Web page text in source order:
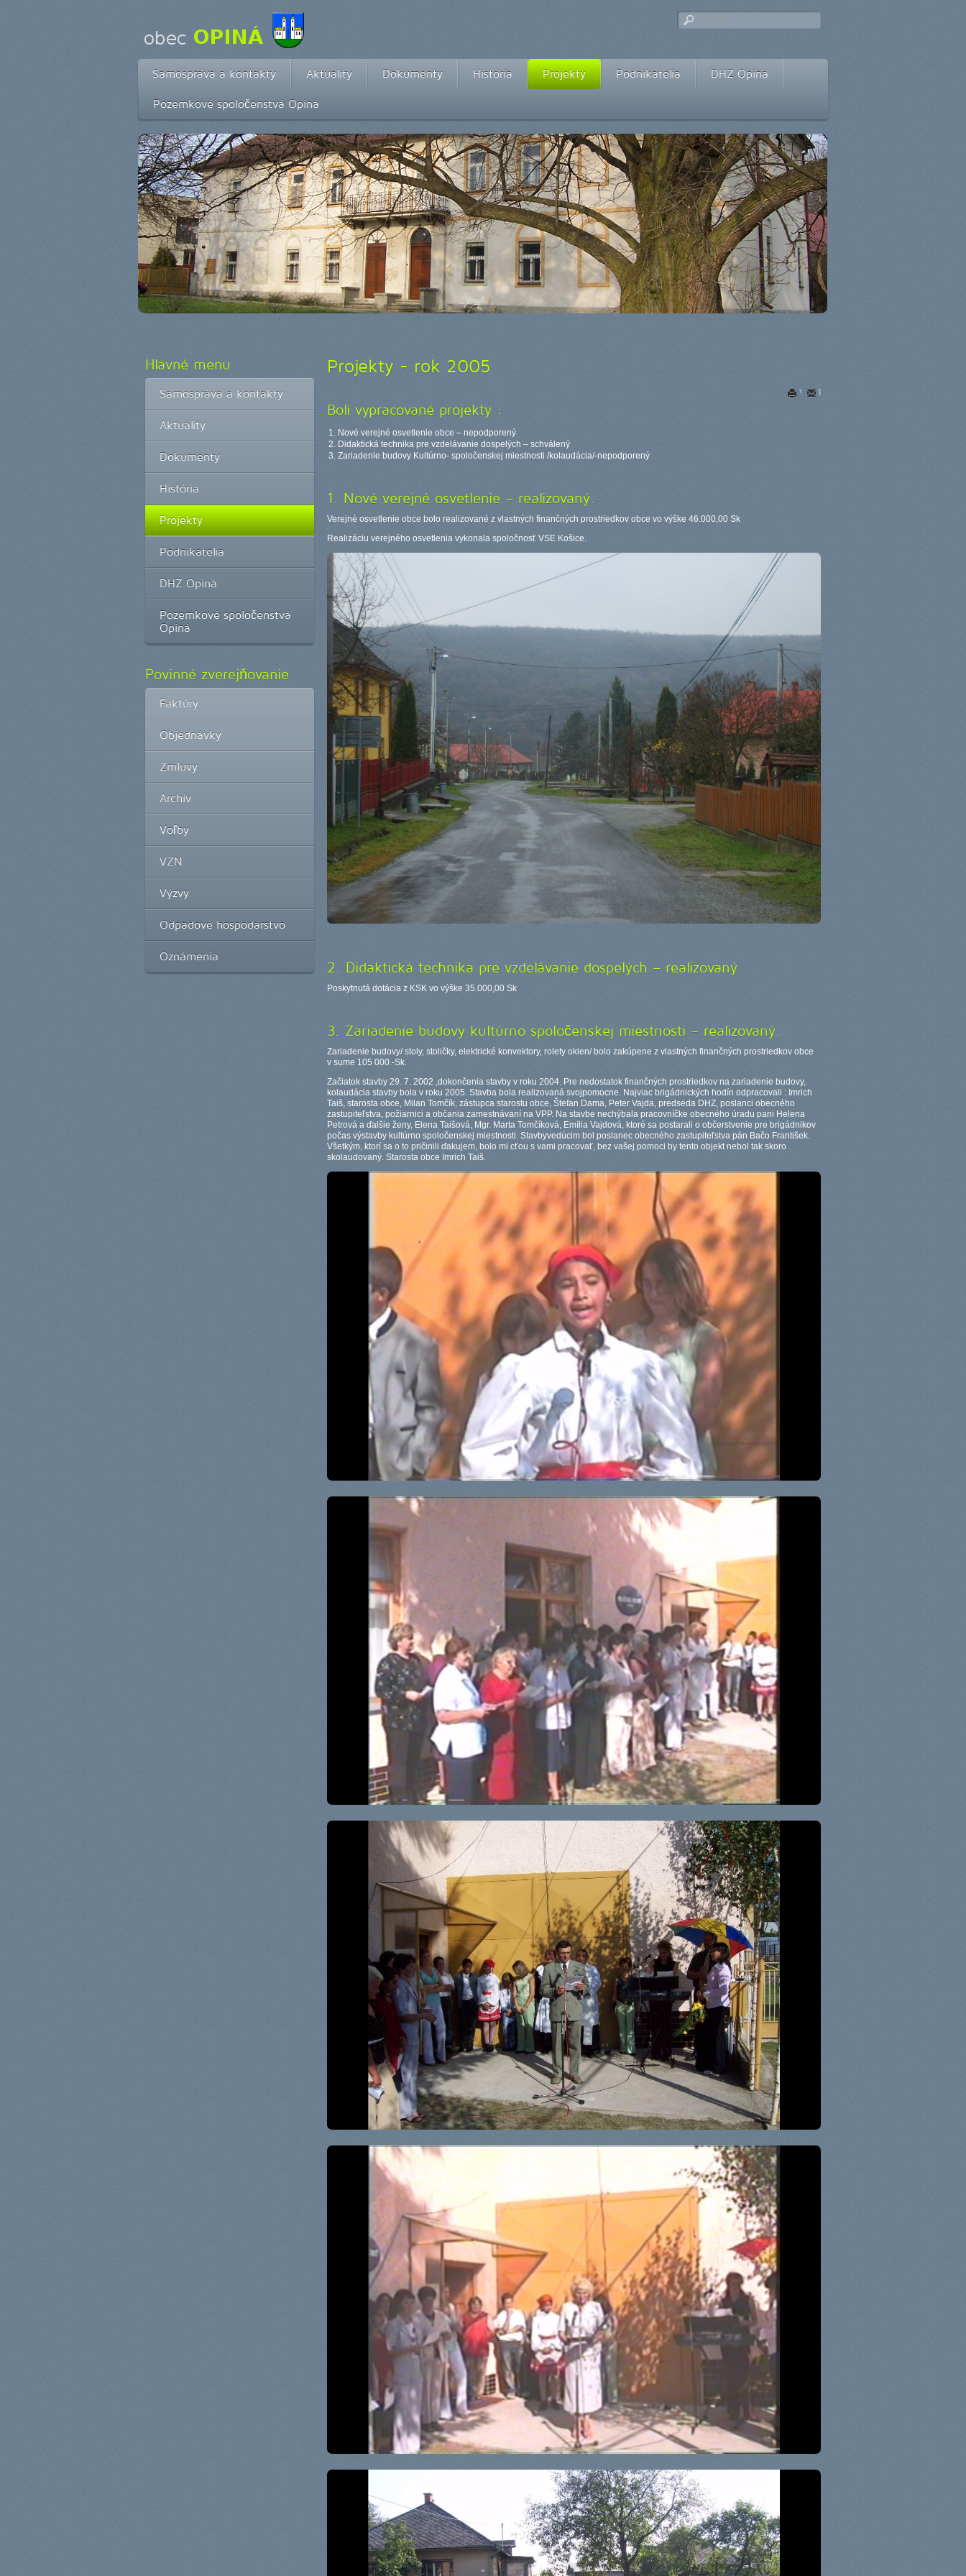
Samospráva a kontakty Aktuality Dokumenty História Projekty Podnikatelia DHZ Opiná
Pozemkové spoločenstvá Opiná
Hlavné menu
Samospráva a kontakty
Aktuality
Dokumenty
História
Projekty
Podnikatelia
DHZ Opiná
Pozemkové spoločenstvá
Opiná
Povinné zverejňovanie
Faktúry
Objednávky
Zmluvy
Archív
Voľby
VZN
Výzvy
Odpadové hospodárstvo
Oznámenia
Projekty - rok 2005
VytlačiťE-mail
Boli vypracované projekty :
Nové verejné osvetlenie obce – nepodporený
Didaktická technika pre vzdelávanie dospelých – schválený
Zariadenie budovy Kultúrno- spoločenskej miestnosti /kolaudácia/-nepodporený
1. Nové verejné osvetlenie – realizovaný.
Verejné osvetlenie obce bolo realizované z vlastných finančných prostriedkov obce vo výške 46.000,00 Sk
Realizáciu verejného osvetlenia vykonala spoločnosť VSE Košice.
2. Didaktická technika pre vzdelávanie dospelých – realizovaný
Poskytnutá dotácia z KSK vo výške 35.000,00 Sk
3. Zariadenie budovy kultúrno spoločenskej miestnosti – realizovaný.
Zariadenie budovy/ stoly, stoličky, elektrické konvektory, rolety okien/ bolo zakúpene z vlastných finančných prostriedkov obce
v sume 105 000.-Sk.
Začiatok stavby 29. 7. 2002 ,dokončenia stavby v roku 2004. Pre nedostatok finančných prostriedkov na zariadenie budovy,
kolaudácia stavby bola v roku 2005. Stavba bola realizovaná svojpomocne. Najviac brigádnických hodín odpracovali : Imrich
Taiš, starosta obce, Milan Tomčík, zástupca starostu obce, Štefan Dama, Peter Vajda, predseda DHZ, poslanci obecného
zastupiteľstva, požiarnici a občania zamestnávaní na VPP. Na stavbe nechýbala pracovníčke obecného úradu pani Helena
Petrová a ďalšie ženy, Elena Taišová, Mgr. Marta Tomčíková, Emília Vajdová, ktoré sa postarali o občerstvenie pre brigádnikov
počas výstavby kultúrno spoločenskej miestnosti. Stavbyvedúcim bol poslanec obecného zastupiteľstva pán Bačo František.
Všetkým, ktorí sa o to pričinili ďakujem, bolo mi cťou s vami pracovať, bez vašej pomoci by tento objekt nebol tak skoro
skolaudovaný. Starosta obce Imrich Taiš.